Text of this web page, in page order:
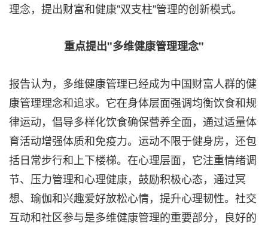
理念，提出财富和健康"双支柱"管理的创新模式。
重点提出"多维健康管理理念"
报告认为，多维健康管理已经成为中国财富人群的健
康管理理念和追求。它在身体层面强调均衡饮食和规
律运动，倡导多样化饮食确保营养全面，通过适量体
育活动增强体质和免疫力。运动不限于健身房，还包
括日常步行和上下楼梯。在心理层面，它注重情绪调
节、压力管理和心理健康，鼓励积极心态，通过冥
想、瑜伽和兴趣爱好放松心情，提升心理韧性。社交
互动和社区参与是多维健康管理的重要部分，良好的